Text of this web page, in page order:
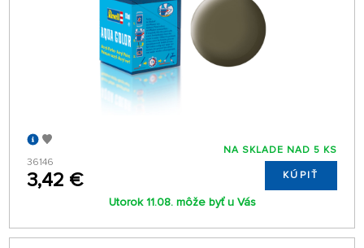
36146
3,42 €
NA SKLADE NAD 5 KS
KÚPIŤ
Utorok 11.08. môže byť u Vás